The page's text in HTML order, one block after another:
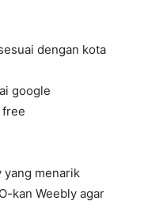
dengan kota
google
free
yang menarik
kan Weebly agar